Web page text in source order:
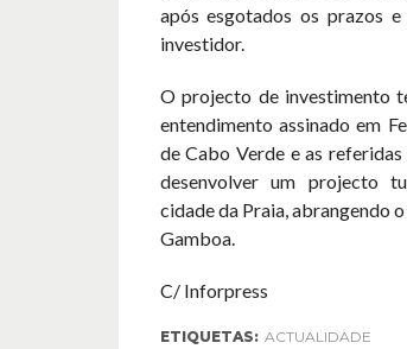
após esgotados os prazos
investidor.
O projecto de investimento
entendimento assinado em
de Cabo Verde e as
desenvolver um projecto
cidade da Praia, abrangendo
Gamboa.
C/ Inforpress
ETIQUETAS: ACTUALIDADE